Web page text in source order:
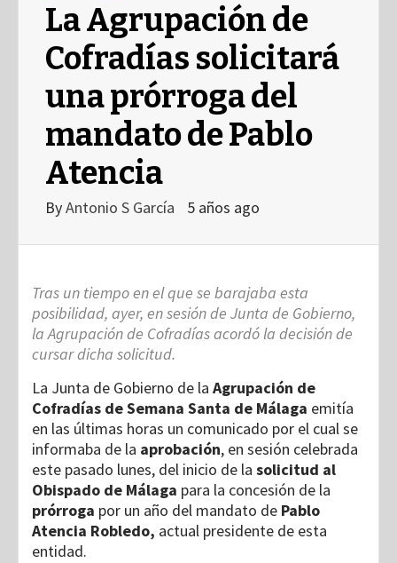
La Agrupación de
Cofradías solicitará
una prórroga del
mandato de Pablo
Atencia
ByAntonio S García 5 años ago
Tras un tiempo en el que se barajaba esta
posibilidad, ayer, en sesión de Junta de Gobierno,
la Agrupación de Cofradías acordó la decisión de
cursar dicha solicitud.
La Junta de Gobierno de la Agrupación de
Cofradías de Semana Santa de Málaga emitía
en las últimas horas un comunicado por el cual se
informaba de la aprobación, en sesión celebrada
este pasado lunes, del inicio de la solicitud al
Obispado de Málaga para la concesión de la
prórroga por un año del mandato de Pablo
Atencia Robledo, actual presidente de esta
entidad.